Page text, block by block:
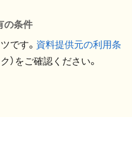
の条件
です。 資料提供元の利用条
）をご確認ください。